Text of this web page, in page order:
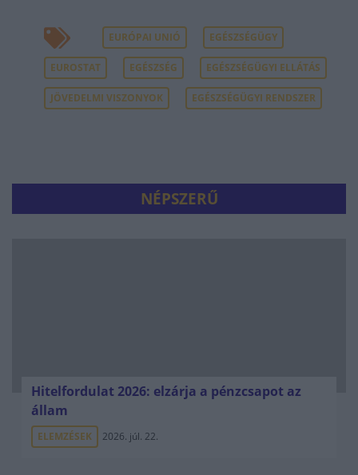
EURÓPAI UNIÓ EGÉSZSÉGÜGY
EUROSTAT EGÉSZSÉG EGÉSZSÉGÜGYI ELLÁTÁS
JÖVEDELMI VISZONYOK EGÉSZSÉGÜGYI RENDSZER
NÉPSZERŰ
Hitelfordulat 2026: elzárja a pénzcsapot az
állam
ELEMZÉSEK 2026. júl. 22.